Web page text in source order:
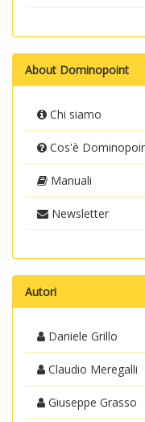
About Dominopoint
Chi siamo
Cos'è
Manuali
Newsletter
Autori
Daniele Grillo
Claudio Meregalli
Giuseppe Grasso